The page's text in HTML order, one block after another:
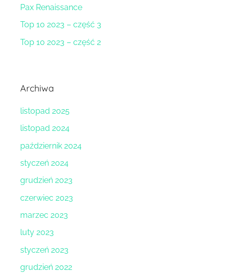
Pax Renaissance
Top 10 2023 – część 3
Top 10 2023 – część 2
Archiwa
listopad 2025
listopad 2024
październik 2024
styczeń 2024
grudzień 2023
czerwiec 2023
marzec 2023
luty 2023
styczeń 2023
grudzień 2022